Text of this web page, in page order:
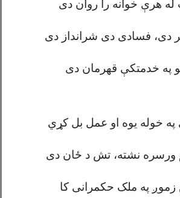
هرې خوانه را روان دی
دی، فسادی دی شرانداز دی
په خدمتکې قهرمان دی
په خوله یوه او عمل بل کړي
نشته، تش د ځان دی
زموږ په ملک حکمرانی کا